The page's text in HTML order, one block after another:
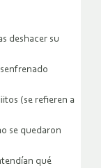
deshacer su
(se refieren a
se quedaron
qué